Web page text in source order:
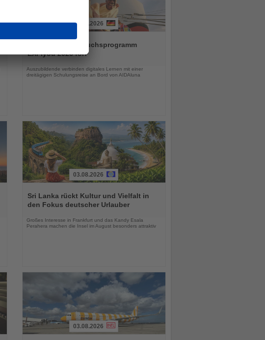
Nachrichten
03.08.2026
AIDA setzt Nachwuchsprogramm
EXPIyou 2026 fort
Auszubildende verbinden digitales Lernen mit einer
dreitägigen Schulungsreise an Bord von AIDAluna
Sie
die
03.08.2026
Sri Lanka rückt Kultur und Vielfalt in
den Fokus deutscher Urlauber
Großes Interesse in Frankfurt und das Kandy Esala
Perahera machen die Insel im August besonders attraktiv
03.08.2026